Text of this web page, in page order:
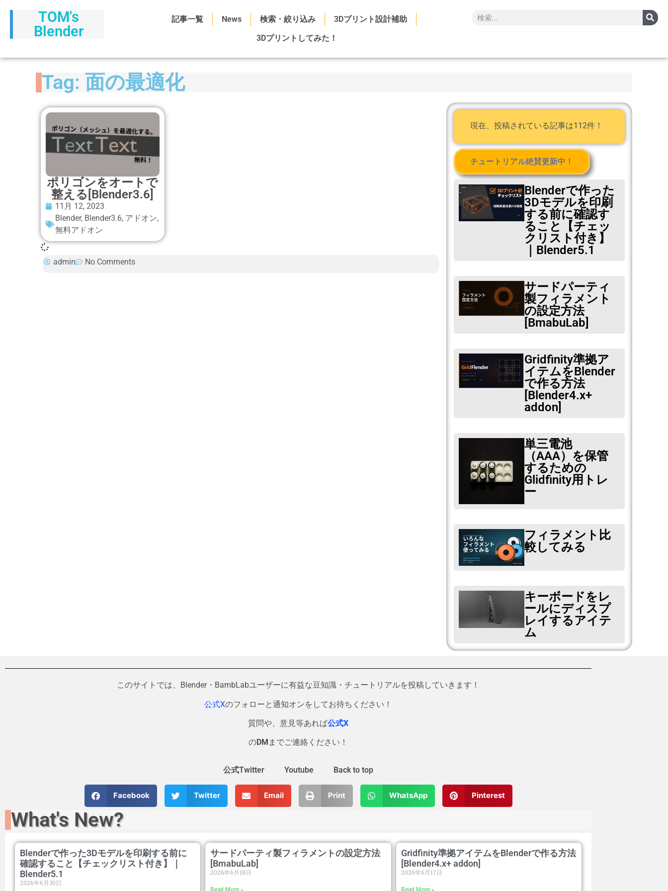
TOM's
Blender
記事一覧 News 検索・絞り込み
3Dプリント設計補助
3Dプリントしてみた！
Tag: 面の最適化
ポリゴンをオートで
整える[Blender3.6]
11月 12, 2023
Blender, Blender3.6, アドオン,
無料アドオン
admin No Comments
現在、投稿されている記事は112件！
チュートリアル絶賛更新中！
Blenderで作った
3Dモデルを印刷
する前に確認す
ること【チェッ
クリスト付き】
｜Blender5.1
サードパーティ
製フィラメント
の設定方法
[BmabuLab]
Gridfinity準拠ア
イテムをBlender
で作る方法
[Blender4.x+
addon]
単三電池
（AAA）を保管
するための
Glidfinity用トレ
ー
フィラメント比
較してみる
キーボードをレ
ールにディスプ
レイするアイテ
ム
このサイトでは、Blender・BambLabユーザーに有益な豆知識・チュートリアルを投稿していきます！
公式Xのフォローと通知オンをしてお待ちください！
質問や、意見等あれば公式X
のDM までご連絡ください！
公式Twitter Youtube Back to top
Facebook Twitter Email Print WhatsApp Pinterest
What's New?
Blenderで作った3Dモデルを印刷する前に
確認すること【チェックリスト付き】｜
Blender5.1
2026年6月30日
サードパーティ製フィラメントの設定方法
[BmabuLab]
2026年6月18日
Read More »
Gridfinity準拠アイテムをBlenderで作る方法
[Blender4.x+ addon]
2026年6月17日
Read More »